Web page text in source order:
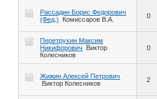
Рассадин Борис Федорович
(Фед.)
Комиссаров В.А. 0
Перетрухин Максим
Никифорович
Виктор
Колесников
0
Жижин Алексей Петрович
Виктор Колесников
2